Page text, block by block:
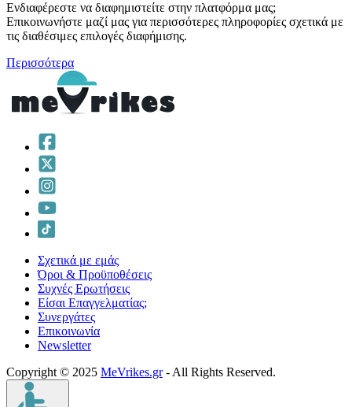
Ενδιαφέρεστε να διαφημιστείτε στην πλατφόρμα μας;
Επικοινωνήστε μαζί μας για περισσότερες πληροφορίες σχετικά με
τις διαθέσιμες επιλογές διαφήμισης.
Περισσότερα
Σχετικά με εμάς
Όροι & Προϋποθέσεις
Συχνές Ερωτήσεις
Είσαι Επαγγελματίας;
Συνεργάτες
Επικοινωνία
Νewsletter
Copyright © 2025 MeVrikes.gr- All Rights Reserved.